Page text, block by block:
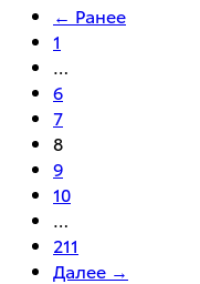
← Ранее
1
…
6
7
8
9
10
…
211
Далее →